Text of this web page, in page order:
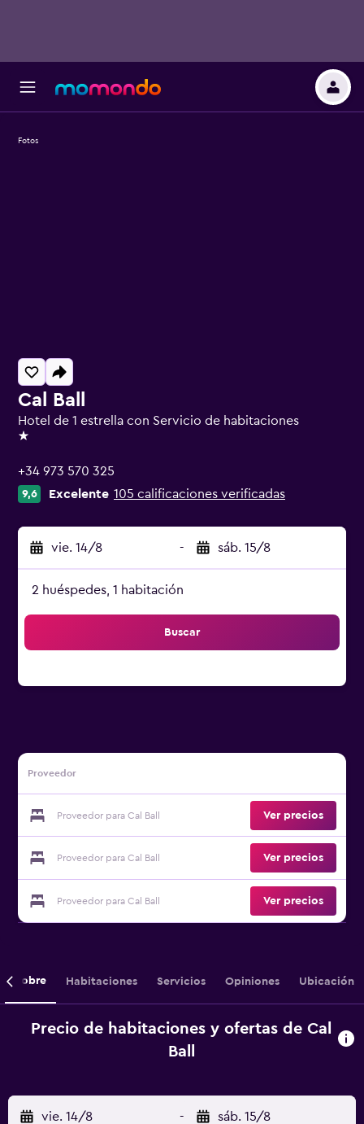
Cal Ball
Hotel de 1 estrella con Servicio de habitaciones
1 estrella
+34 973 570 325
9,6 Excelente 105 calificaciones verificadas
vie. 14/8 - sáb. 15/8
2 huéspedes, 1 habitación
Buscar
Proveedor
Proveedor para Cal Ball Ver precios
Proveedor para Cal Ball Ver precios
Proveedor para Cal Ball Ver precios
Fotos
Sobre Habitaciones Servicios Opiniones Ubicación
Precio de habitaciones y ofertas de Cal
Ball
vie. 14/8 - sáb. 15/8